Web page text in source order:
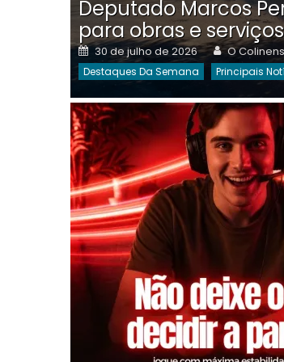
Deputado Marcos
para obras e serviços
Posted
on
30 de julho de 2026 Author
O
Destaques Da Semana Principais